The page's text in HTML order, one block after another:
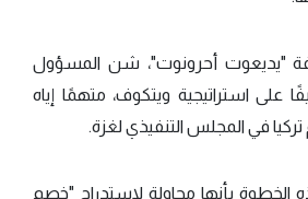
"يديعوت أحرونوت"، شن المسؤول
على استراتيجية ويتكوف، متهمًا إياه
في المجلس التنفيذي لغزة.
بأنها محاولة لاستدراج "خصم